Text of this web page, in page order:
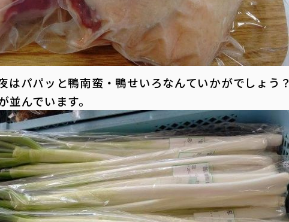
パパッと鴨南蛮・鴨せいろなんていかがでしょう？
んでいます。